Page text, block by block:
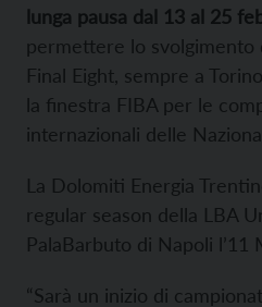
lunga pausa dal 13 al 25
permettere lo svolgimento
Final Eight, sempre a
la finestra FIBA per le
internazionali delle
La Dolomiti Energia
regular season della LBA
PalaBarbuto di Napoli l’11
“Sarà un inizio di